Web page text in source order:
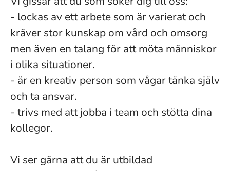
- lockas av ett arbete som är varierat och
kräver stor kunskap om vård och omsorg
men även en talang för att möta människor
i olika situationer.
- är en kreativ person som vågar tänka själv
och ta ansvar.
- trivs med att jobba i team och stötta dina
kollegor.
Vi ser gärna att du är utbildad